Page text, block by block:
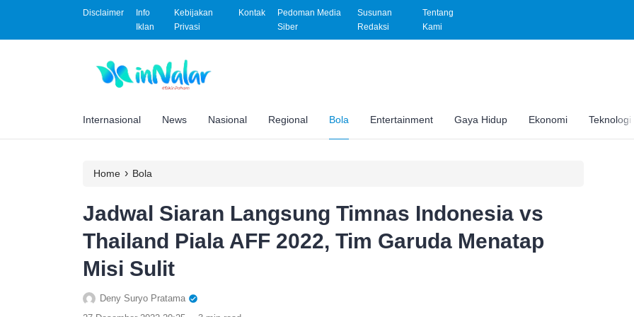
Disclaimer
Info
Iklan
Kebijakan
Privasi
Kontak
Pedoman Media
Siber
Susunan
Redaksi
Tentang
Kami
Internasional News Nasional Regional Bola Entertainment Gaya Hidup Ekonomi Teknologi
Home › Bola
Jadwal Siaran Langsung Timnas Indonesia vs
Thailand Piala AFF 2022, Tim Garuda Menatap
Misi Sulit
Deny Suryo Pratama